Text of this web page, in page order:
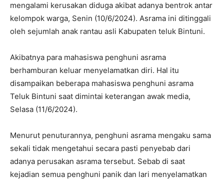
mengalami kerusakan diduga akibat adanya bentrok antar
kelompok warga, Senin (10/6/2024). Asrama ini ditinggali
oleh sejumlah anak rantau asli Kabupaten teluk Bintuni.
Akibatnya para mahasiswa penghuni asrama
berhamburan keluar menyelamatkan diri. Hal itu
disampaikan beberapa mahasiswa penghuni asrama
Teluk Bintuni saat dimintai keterangan awak media,
Selasa (11/6/2024).
Menurut penuturannya, penghuni asrama mengaku sama
sekali tidak mengetahui secara pasti penyebab dari
adanya perusakan asrama tersebut. Sebab di saat
kejadian semua penghuni panik dan lari menyelamatkan